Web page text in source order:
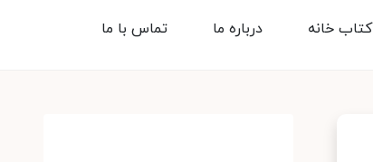
تماس با ما درباره ما کتاب خانه